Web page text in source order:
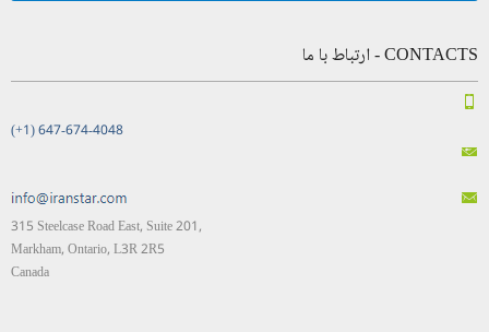
CONTACTS - ارتباط با ما
(+1) 647-674-4048
315 Steelcase Road East, Suite 201,
Markham, Ontario, L3R 2R5
Canada